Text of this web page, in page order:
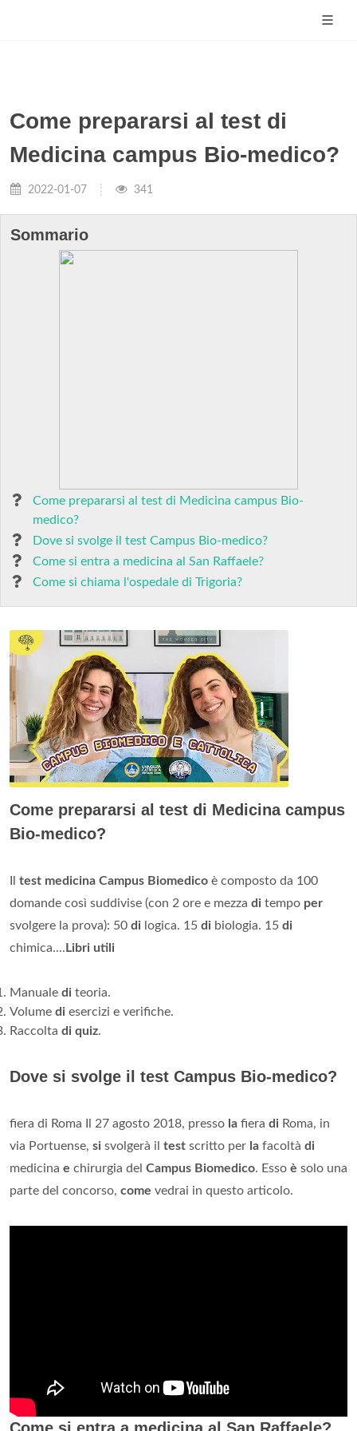
Come prepararsi al test di
Medicina campus Bio-medico?
2022-01-07 341
Sommario
Come prepararsi al test di Medicina campus Bio-
medico?
Dove si svolge il test Campus Bio-medico?
Come si entra a medicina al San Raffaele?
Come si chiama l'ospedale di Trigoria?
Come prepararsi al test di Medicina campus
Bio-medico?
test medicina Campus Biomedico è composto da 100
domande così suddivise (con 2 ore e mezza di tempo per
svolgere la prova): 50 di logica. 15 di biologia. 15 di
chimica.... Libri utili
Manuale di teoria.
Volume di esercizi e verifiche.
Raccolta di quiz.
Dove si svolge il test Campus Bio-medico?
fiera di Roma Il 27 agosto 2018, presso la fiera di Roma, in
via Portuense, si svolgerà il test scritto per la facoltà di
medicina e chirurgia del Campus Biomedico. Esso è solo una
parte del concorso, come vedrai in questo articolo.